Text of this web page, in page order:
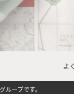
よ
ループです。